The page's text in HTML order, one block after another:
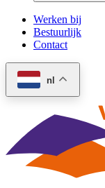
Werken bij
Bestuurlijk
Contact
nl